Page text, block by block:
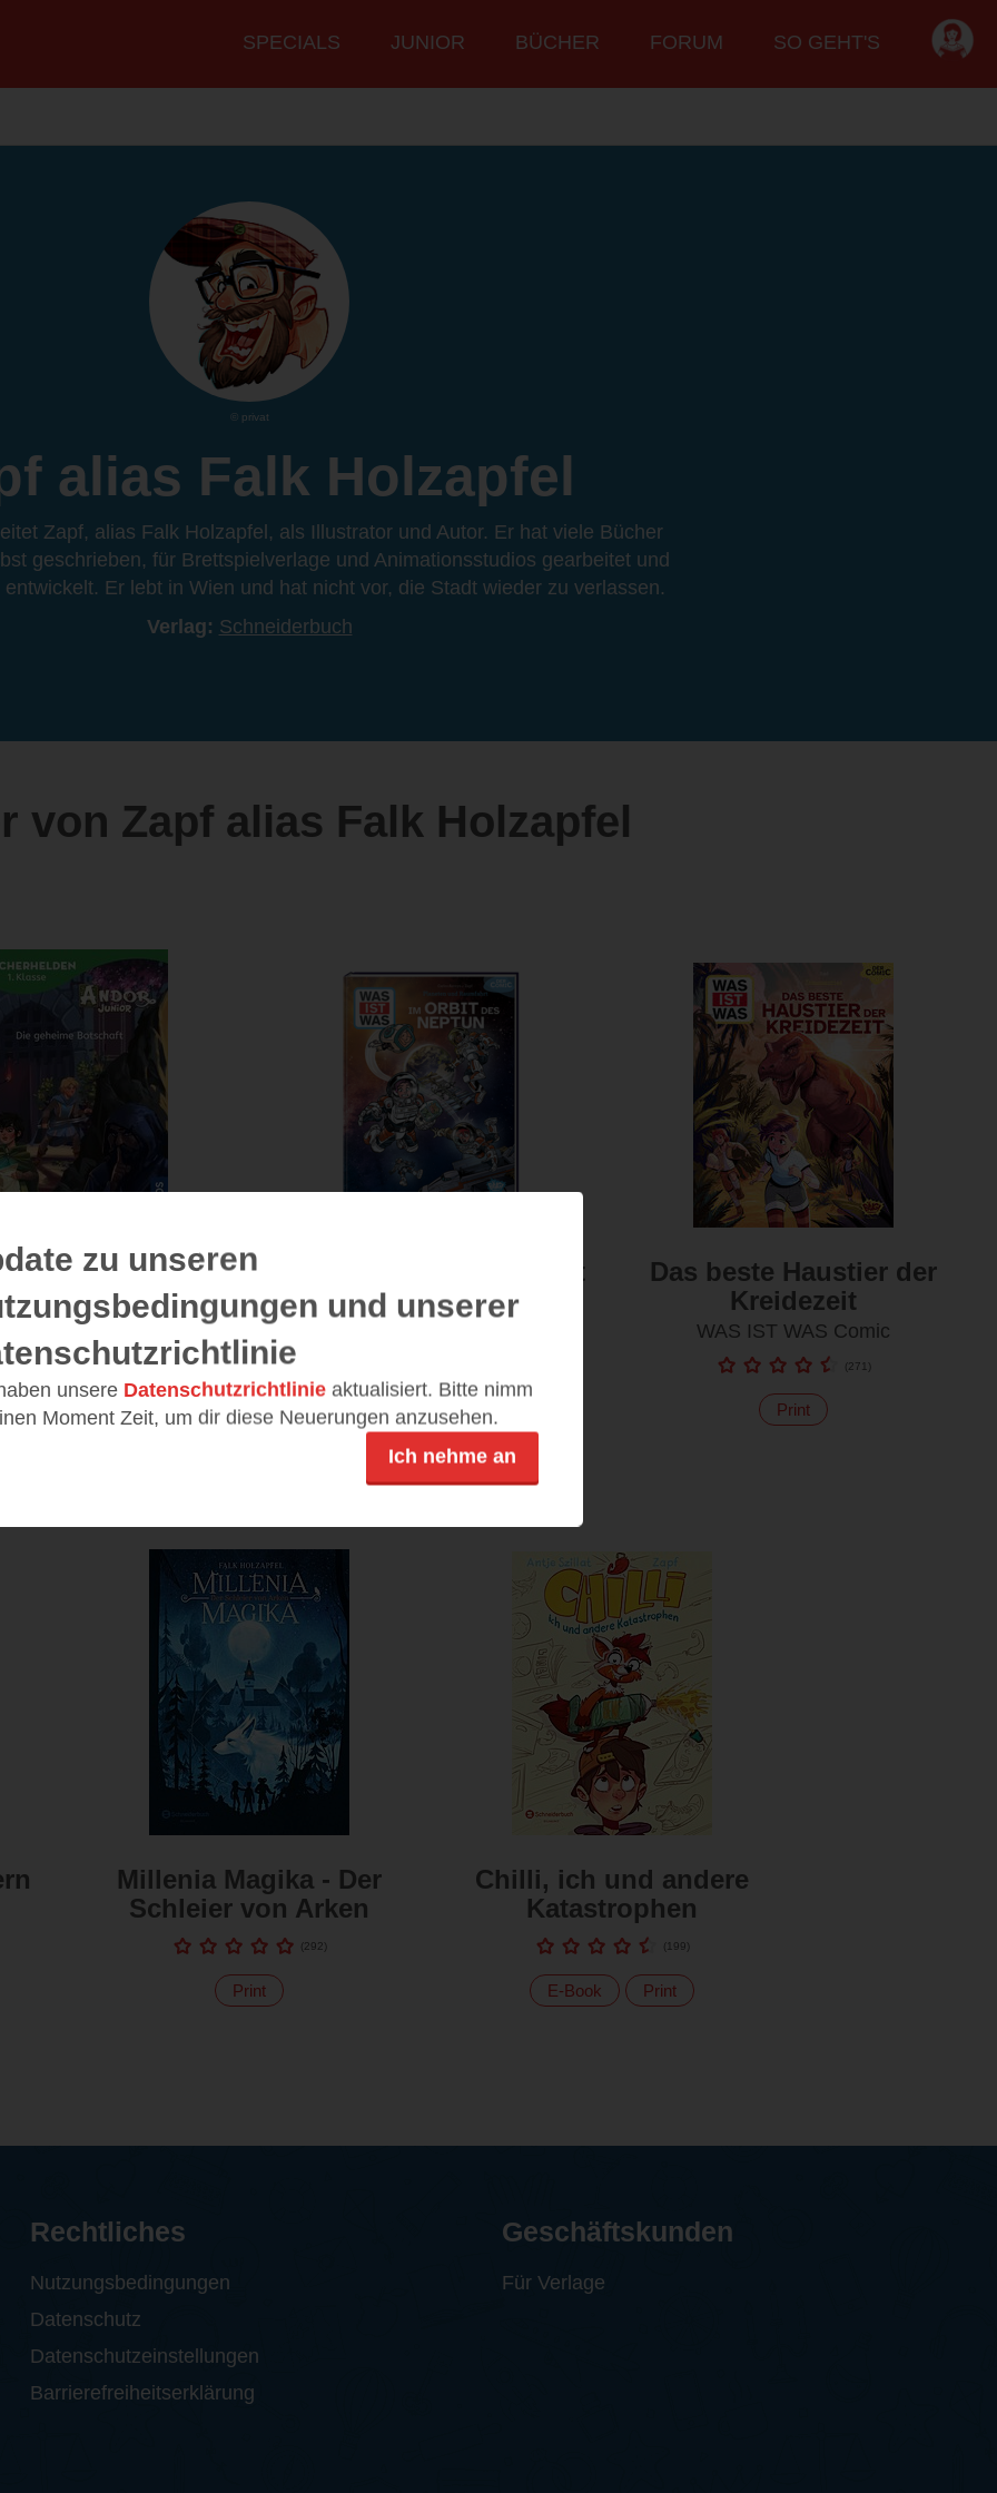
Hauptmenü
SPECIALS JUNIOR BÜCHER FORUM SO GEHT'S
© privat
alias Falk Holzapfel
Zapf, alias Falk Holzapfel, als Illustrator und Autor. Er hat viele Bücher
geschrieben, für Brettspielverlage und Animationsstudios gearbeitet und
Er lebt in Wien und hat nicht vor, die Stadt wieder zu verlassen.
Verlag: Schneiderbuch
von Zapf alias Falk Holzapfel
Botschaft
Bücherhelden 1.
Klasse
(206 )
Print
Planeten und Raumfahrt
- Im Orbit des Neptun
Print
Das beste Haustier der
Kreidezeit
WAS IST WAS Comic
(271 )
Print
Millenia Magika - Der
Schleier von Arken
(292)
Print
Chilli, ich und andere
Katastrophen
(199)
E-Book Print
zu unseren
und unserer
unsere Datenschutzrichtlinie aktualisiert. Bitte nimm
Moment Zeit, um dir diese Neuerungen anzusehen.
Ich nehme an
Rechtliches
Nutzungsbedingungen
Datenschutz
Datenschutzeinstellungen
Barrierefreiheitserklärung
Geschäftskunden
Für Verlage